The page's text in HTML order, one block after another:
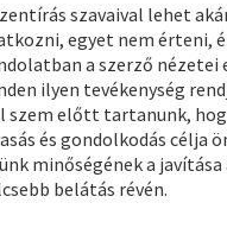
szavaival lehet
egyet nem érteni,
a szerző nézetei
ilyen tevékenység
szem előtt tartanunk,
és gondolkodás célja
minőségének a javítása
belátás révén.